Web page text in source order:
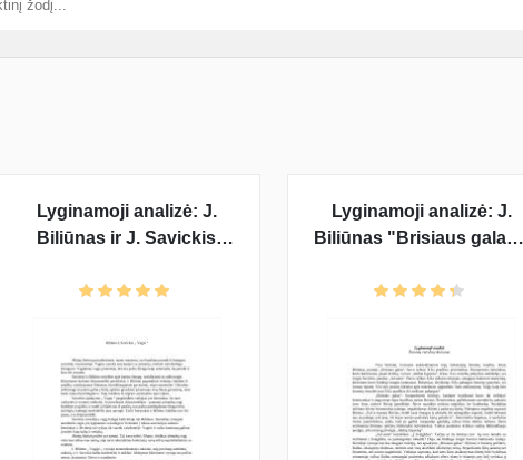
Lyginamoji analizė: J.
Biliūnas ir J. Savickis
"Brisiaus galas" ir J.
Lyginamoji analizė: J.
Biliūnas "Brisiaus
Aputis "Šūvis po